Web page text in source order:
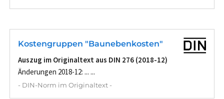
Kostengruppen "Baunebenkosten"
Auszug im Originaltext aus DIN 276 (2018-12)
Änderungen 2018-12: ... ...
- DIN-Norm im Originaltext -